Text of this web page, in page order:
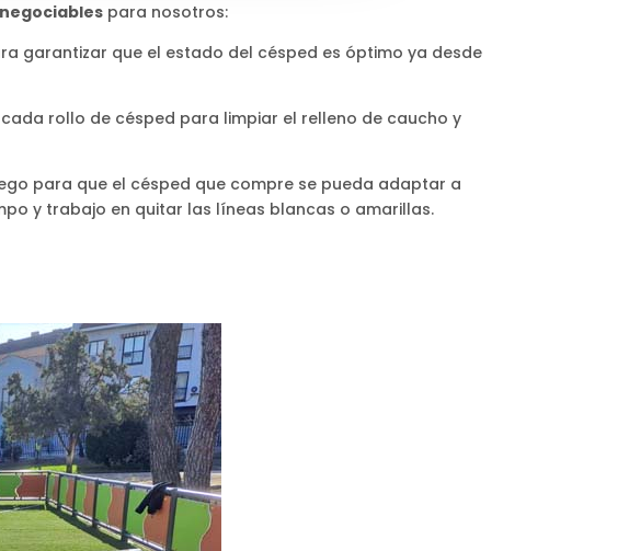
para nosotros:
garantizar que el estado del césped es óptimo ya desde
rollo de césped para limpiar el relleno de caucho y
para que el césped que compre se pueda adaptar a
y trabajo en quitar las líneas blancas o amarillas.